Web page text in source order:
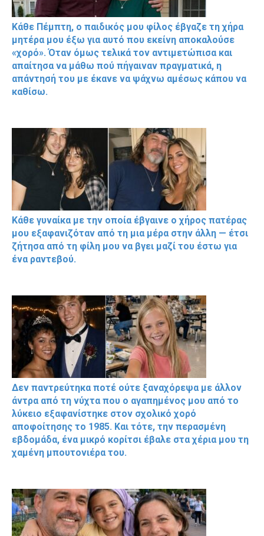
Κάθε Πέμπτη, ο παιδικός μου φίλος έβγαζε τη χήρα
μητέρα μου έξω για αυτό που εκείνη αποκαλούσε
«χορό». Όταν όμως τελικά τον αντιμετώπισα και
απαίτησα να μάθω πού πήγαιναν πραγματικά, η
απάντησή του με έκανε να ψάχνω αμέσως κάπου να
καθίσω.
Κάθε γυναίκα με την οποία έβγαινε ο χήρος πατέρας
μου εξαφανιζόταν από τη μια μέρα στην άλλη — έτσι
ζήτησα από τη φίλη μου να βγει μαζί του έστω για
ένα ραντεβού.
Δεν παντρεύτηκα ποτέ ούτε ξαναχόρεψα με άλλον
άντρα από τη νύχτα που ο αγαπημένος μου από το
λύκειο εξαφανίστηκε στον σχολικό χορό
αποφοίτησης το 1985. Και τότε, την περασμένη
εβδομάδα, ένα μικρό κορίτσι έβαλε στα χέρια μου τη
χαμένη μπουτονιέρα του.